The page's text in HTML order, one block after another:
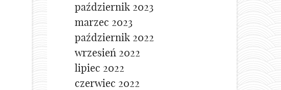
październik 2023
marzec 2023
październik 2022
wrzesień 2022
lipiec 2022
czerwiec 2022